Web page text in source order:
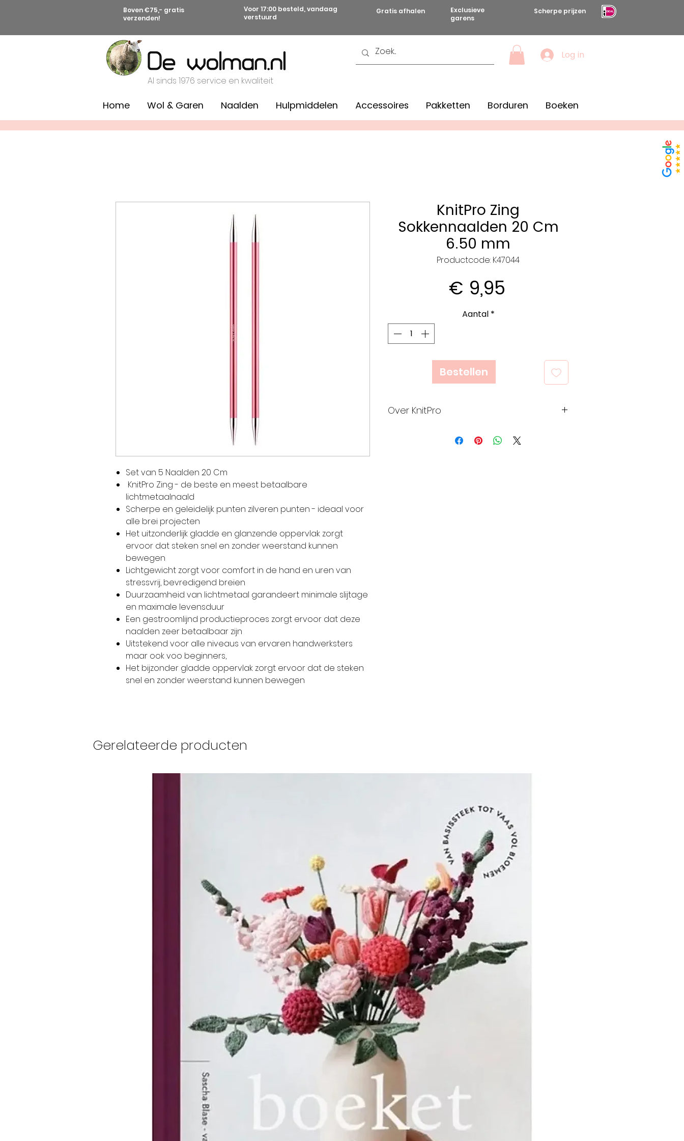
Boven €75,- gratis
verzenden!
Voor 17:00 besteld, vandaag
verstuurd
Gratis afhalen
Exclusieve
garens
Scherpe prijzen
Al sinds 1976 service en kwaliteit
Log in
Home Wol & Garen Naalden Hulpmiddelen Accessoires Pakketten Borduren Boeken
Set van 5 Naalden 20 Cm
KnitPro Zing - de beste en meest betaalbare
lichtmetaalnaald
Scherpe en geleidelijk punten zilveren punten - ideaal voor
alle brei projecten
Het uitzonderlijk gladde en glanzende oppervlak zorgt
ervoor dat steken snel en zonder weerstand kunnen
bewegen
Lichtgewicht zorgt voor comfort in de hand en uren van
stressvrij, bevredigend breien
Duurzaamheid van lichtmetaal garandeert minimale slijtage
en maximale levensduur
Een gestroomlijnd productieproces zorgt ervoor dat deze
naalden zeer betaalbaar zijn
Uitstekend voor alle niveaus van ervaren handwerksters
maar ook voo beginners,
Het bijzonder gladde oppervlak zorgt ervoor dat de steken
snel en zonder weerstand kunnen bewegen
KnitPro Zing
Sokkennaalden 20 Cm
6.50 mm
Productcode: K47044
€ 9,95
Aantal *
Bestellen
Over KnitPro
ontwerp en het vakmanschap. KnitPro
breiers en haaksters, een reeks
waarvan ze zeker weten dat ze zullen
voldoen aan de behoeften van alle brei
en haak kunstenaars, ongeacht hun
ervaringsniveau.
Gerelateerde producten